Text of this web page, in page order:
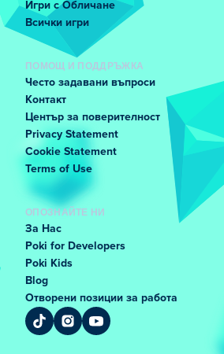
Игри с Обличане
Всички игри
ПОМОЩ И ПОДДРЪЖКА
Често задавани въпроси
Контакт
Център за поверителност
Privacy Statement
Cookie Statement
Terms of Use
ОПОЗНАЙТЕ НИ
За Нас
Poki for Developers
Poki Kids
Blog
Отворени позиции за работа